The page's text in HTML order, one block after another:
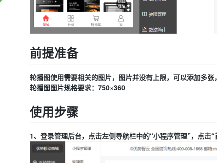
前提准备
轮播图使用需要相关的图片，图片并没有上限，可以添加多
轮播图图片规格要求：750×360
使用步骤
1、登录管理后台，点击左侧导航栏中的“小程序管理”，点